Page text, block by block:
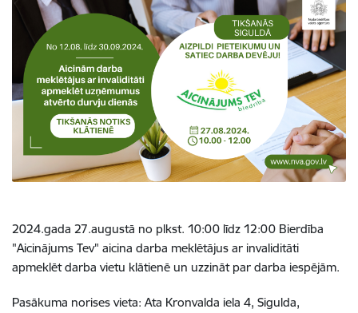
2024.gada 27.augustā no plkst. 10:00 līdz 12:00 Bierdība
"Aicinājums Tev" aicina darba meklētājus ar invaliditāti
apmeklēt darba vietu klātienē un uzzināt par darba iespējām.
Pasākuma norises vieta: Ata Kronvalda iela 4, Sigulda,